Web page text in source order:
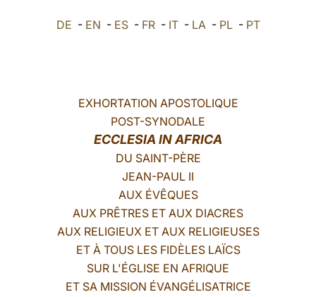
DE - EN - ES- FR- IT- LA- PL- PT
EXHORTATION APOSTOLIQUE
POST-SYNODALE
ECCLESIA IN AFRICA
DU SAINT-PÈRE
JEAN-PAUL II
AUX ÉVÊQUES
AUX PRÊTRES ET AUX DIACRES
AUX RELIGIEUX ET AUX RELIGIEUSES
ET À TOUS LES FIDÈLES LAÏCS
SUR L'ÉGLISE EN AFRIQUE
ET SA MISSION ÉVANGÉLISATRICE